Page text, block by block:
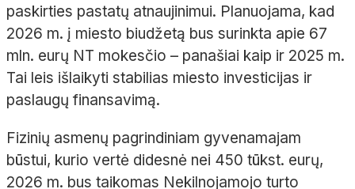
paskirties pastatų atnaujinimui. Planuojama, kad
2026 m. į miesto biudžetą bus surinkta apie 67
mln. eurų NT mokesčio – panašiai kaip ir 2025 m.
Tai leis išlaikyti stabilias miesto investicijas ir
paslaugų finansavimą.
Fizinių asmenų pagrindiniam gyvenamajam
būstui, kurio vertė didesnė nei 450 tūkst. eurų,
2026 m. bus taikomas Nekilnojamojo turto